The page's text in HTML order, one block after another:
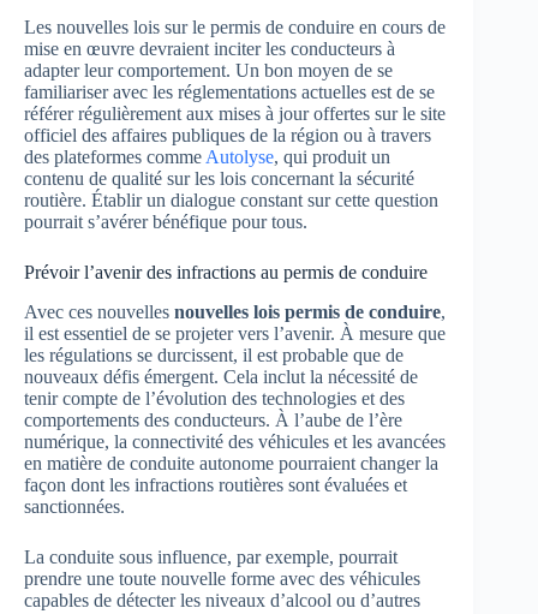
Les nouvelles lois sur le permis de conduire en cours de
mise en œuvre devraient inciter les conducteurs à
adapter leur comportement. Un bon moyen de se
familiariser avec les réglementations actuelles est de se
référer régulièrement aux mises à jour offertes sur le site
officiel des affaires publiques de la région ou à travers
des plateformes comme Autolyse, qui produit un
contenu de qualité sur les lois concernant la sécurité
routière. Établir un dialogue constant sur cette question
pourrait s’avérer bénéfique pour tous.
Prévoir l’avenir des infractions au permis de conduire
Avec ces nouvelles nouvelles lois permis de conduire,
il est essentiel de se projeter vers l’avenir. À mesure que
les régulations se durcissent, il est probable que de
nouveaux défis émergent. Cela inclut la nécessité de
tenir compte de l’évolution des technologies et des
comportements des conducteurs. À l’aube de l’ère
numérique, la connectivité des véhicules et les avancées
en matière de conduite autonome pourraient changer la
façon dont les infractions routières sont évaluées et
sanctionnées.
La conduite sous influence, par exemple, pourrait
prendre une toute nouvelle forme avec des véhicules
capables de détecter les niveaux d’alcool ou d’autres